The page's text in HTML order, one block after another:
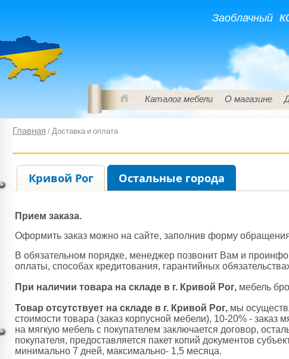
Заоблачный
Каталог мебели О магазине
Главная / Доставка и оплата
Кривой Рог Остальные города
Прием заказа.
Оформить заказ можно на сайте, заполнив форму
В обязательном порядке, менеджер позвонит Вам и
оплаты, способах кредитования, гарантийных
При наличии товара на складе в г. Кривой Рог, мебель
Товар отсутствует на складе в г. Кривой Рог, мы
стоимости товара (заказ корпусной мебели), 10-20% -
на мягкую мебель с покупателем заключается договор,
покупателя, предоставляется пакет копий документов
минимально 7 дней, максимально- 1,5 месяца.